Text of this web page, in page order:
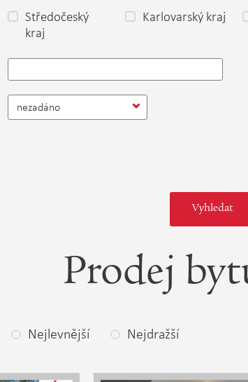
Středočeský
kraj
Karlovarský kraj
nezadáno
Prodej
Nejlevnější Nejdražší